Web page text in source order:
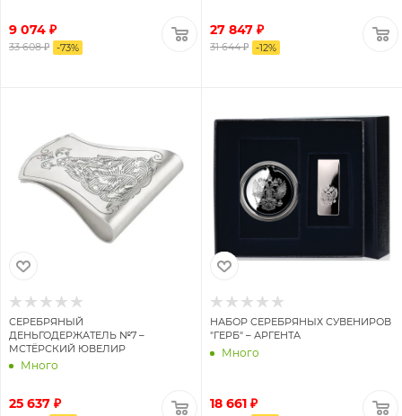
9 074 ₽
33 608 ₽ -73%
27 847 ₽
31 644₽ -12%
СЕРЕБРЯНЫЙ
ДЕНЬГОДЕРЖАТЕЛЬ №7 –
МСТЁРСКИЙ ЮВЕЛИР
Много
25 637 ₽
НАБОР СЕРЕБРЯНЫХ СУВЕНИРОВ
"ГЕРБ" – АРГЕНТА
Много
18 661 ₽